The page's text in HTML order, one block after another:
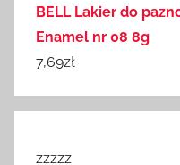
BELL Lakier do
Enamel nr 08 8g
7,69zł
zzzzz